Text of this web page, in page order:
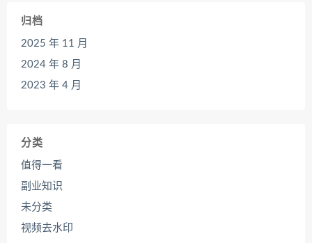
归档
2025 年 11 月
2024 年 8 月
2023 年 4 月
分类
值得一看
副业知识
未分类
视频去水印